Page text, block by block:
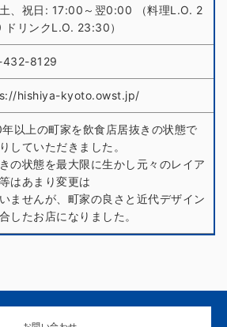
、祝日: 17:00～翌0:00 （料理L.O. 2
ドリンクL.O. 23:30）
8129
hishiya-kyoto.owst.jp/
以上の町家を飲食店居抜きの状態で
していただきました。
の状態を最大限に生かし元々のレイア
はあまり変更は
ませんが、町家の良さと近代デザイン
したお店になりました。